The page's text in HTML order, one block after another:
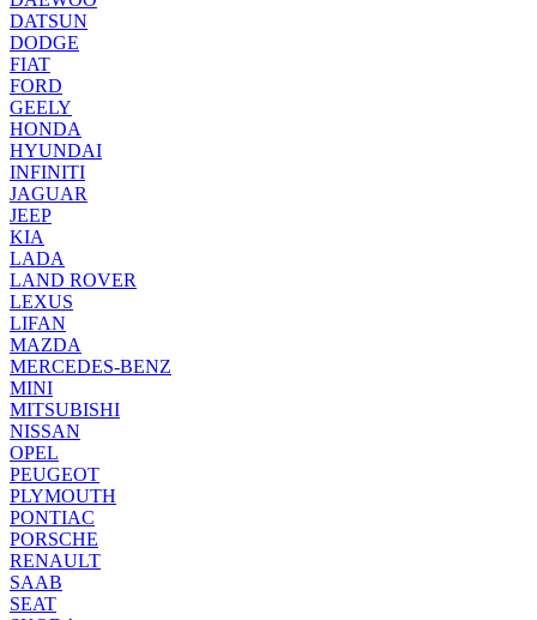
DATSUN
DODGE
FIAT
FORD
GEELY
HONDA
HYUNDAI
INFINITI
JAGUAR
JEEP
KIA
LADA
LAND ROVER
LEXUS
LIFAN
MAZDA
MERCEDES-BENZ
MINI
MITSUBISHI
NISSAN
OPEL
PEUGEOT
PLYMOUTH
PONTIAC
PORSCHE
RENAULT
SAAB
SEAT